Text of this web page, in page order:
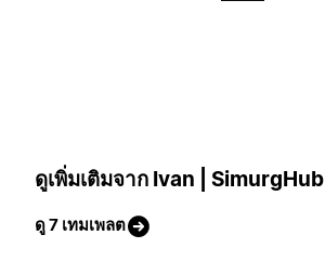
ดูเพิ่มเติมจาก Ivan | SimurgHub
ดู 7 เทมเพลต